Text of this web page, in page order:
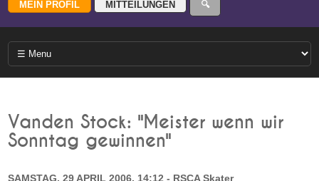
Vanden Stock: "Meister wenn wir
Sonntag gewinnen"
SAMSTAG, 29 APRIL 2006, 14:12 - RSCA Skater